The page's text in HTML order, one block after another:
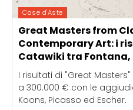
Case d'Aste
Great Masters from
Contemporary Art: i
Catawiki tra Fontana,
I risultati di "Great
a 300.000 € con le
Koons, Picasso ed Escher.